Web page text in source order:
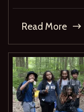
Read More